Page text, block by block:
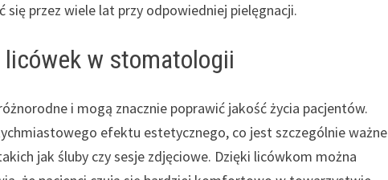
przez wiele lat przy odpowiedniej pielęgnacji.
w stomatologii
i mogą znacznie poprawić jakość życia pacjentów.
efektu estetycznego, co jest szczególnie ważne
jak śluby czy sesje zdjęciowe. Dzięki licówkom można